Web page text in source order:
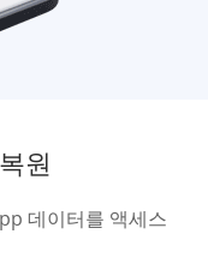
원
데이터를 액세스